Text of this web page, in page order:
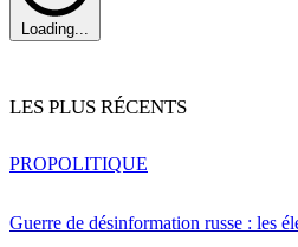
Loading...
LES PLUS RÉCENTS
Guerre de désinformation russe : les
PROPOLITIQUE